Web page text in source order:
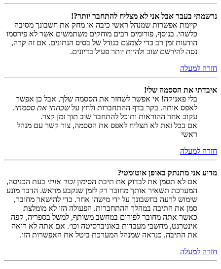
נרשמתי בעבר אבל אני לא מצליח להתחבר יותר?!
קיימת אפשרות שמנהל ראשי כיבה או מחק את חשבונך מסיבה
כלשהי. בנוסף, פורומים רבים מוחקים משתמשים אשר לא פירסמו
הודעות זמן רב כדי לצמצם בגודל של בסיס הנתונים. אם זה קרה,
נסה להירשם שוב ולהיות יותר פעיל בדיונים.
חזרה למעלה
איבדתי את הססמה שלי!
בלי פאניקה! אי אפשר לשחזר את הססמה שלך, אבל כן אפשר
לאפס אותה. בקר בדף ההתחברות ולחץ עלשכחתי את ססמתי.
עקוב אחר ההוראות ותוכל להתחבר שוב תוך זמן קצר.
אם בכל זאת לא תצליח לאפס את הססמה, צור קשר עם מנהל
ראשי
חזרה למעלה
מדוע אני מתנתק באופן אוטומטי?
אם לא תסמן את לבדוק את תיבת הסימוןזכור אותי בעת הכניסה,
המערכת תשאיר אותך מחובר רק לזמן שנקבע מראש. הדבר מונע
שימוש לרעה בחשבונך על ידי מישהו אחר. כדי להישאר מחובר,
סמן את התיבה במהלך ההתחברות. הפעולה הזו לא מומלצת
כאשר אתה מחובר לפורום במחשב משותף, למשל בספריה, קפה
אינטרנט, מחשבי מעבדות באוניברסיטה וכו׳. אם אתה לא רואה
את התיבה, כנראה שמנהל המערכת ביטל את האפשרות הזו.
חזרה למעלה